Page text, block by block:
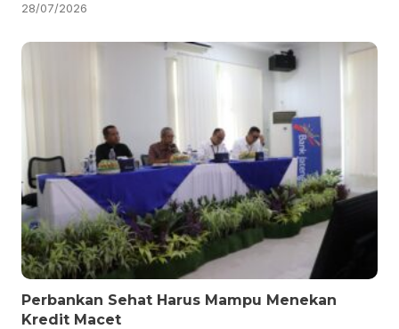
28/07/2026
Perbankan Sehat Harus Mampu Menekan
Kredit Macet